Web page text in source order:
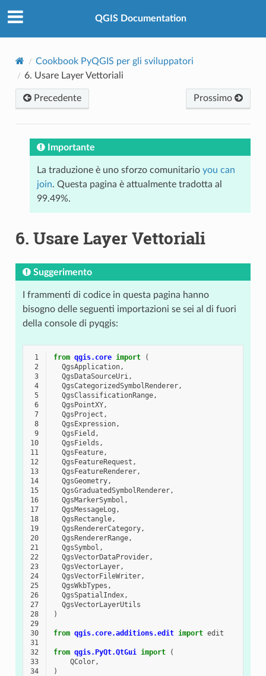
QGIS Documentation
Cookbook PyQGIS per gli sviluppatori
6. Usare Layer Vettoriali
Precedente Prossimo
Importante
La traduzione è uno sforzo comunitario you can
join. Questa pagina è attualmente tradotta al
99.49%.
6. Usare Layer Vettoriali
Suggerimento
I frammenti di codice in questa pagina hanno
bisogno delle seguenti importazioni se sei al di fuori
della console di pyqgis:
1 from qgis.core import
(
2
QgsApplication,
3
QgsDataSourceUri,
4
QgsCategorizedSymbolRenderer,
5
QgsClassificationRange,
6
QgsPointXY,
7
QgsProject ,
8
QgsExpression,
9
QgsField ,
10
QgsFields ,
11
QgsFeature,
12
QgsFeatureRequest ,
13
QgsFeatureRenderer,
14
QgsGeometry,
15
QgsGraduatedSymbolRenderer,
16
QgsMarkerSymbol ,
17
QgsMessageLog ,
18
QgsRectangle,
19
QgsRendererCategory,
20
QgsRendererRange,
21
QgsSymbol ,
22
QgsVectorDataProvider,
23
QgsVectorLayer,
24
QgsVectorFileWriter,
25
QgsWkbTypes ,
26
QgsSpatialIndex,
27
QgsVectorLayerUtils
28
)
29
30
from qgis.core.additions.edit import edit
31
32
from qgis.PyQt.QtGui import
(
33
QColor,
34
)